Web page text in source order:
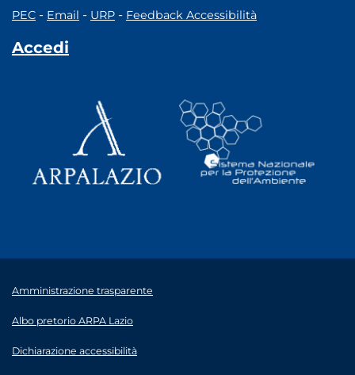
PEC - Email - URP - Feedback Accessibilità
Accedi
Amministrazione trasparente
Albo pretorio ARPA Lazio
Dichiarazione accessibilità